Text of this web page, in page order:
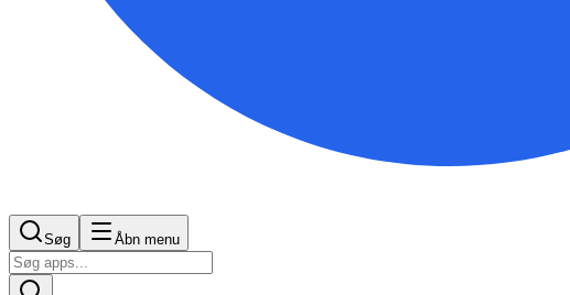
Søg Åbn menu